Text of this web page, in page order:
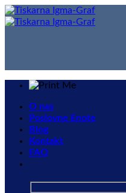
Skip
to
O nas
Poslovne Enote
Blog
Kontakt
FAQ